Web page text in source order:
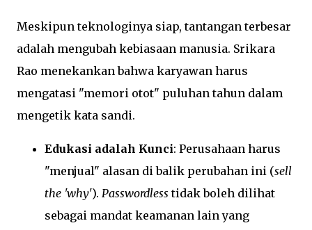
Meskipun teknologinya siap, tantangan terbesar
adalah mengubah kebiasaan manusia. Srikara
Rao menekankan bahwa karyawan harus
mengatasi "memori otot" puluhan tahun dalam
mengetik kata sandi.
Edukasi adalah Kunci: Perusahaan harus
"menjual" alasan di balik perubahan ini (sell
the 'why'). Passwordless tidak boleh dilihat
sebagai mandat keamanan lain yang